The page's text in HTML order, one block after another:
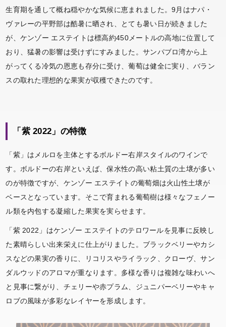
生育期を通して概ね穏やかな気候に恵まれました。9月はナパ・
ヴァレーの平野部は酷暑に晒され、とても暑い日が続きました
が、ケンゾー エステイトは標高約450メートルの高地に位置して
おり、猛暑の影響は受けずにすみました。サンパブロ湾から上
がってくる冷気の恩恵も存分に受け、葡萄は健全に実り、バラン
スの取れた理想的な果実が収穫できたのです。
「紫 2022」の特徴
「紫」はメルロを主体とするボルドー右岸スタイルのワインで
す。ボルドーの右岸といえば、保水性の高い粘土質の土壌が多い
のが特徴ですが、ケンゾー エステイトの葡萄畑は火山性土壌が
ベースとなっています。そこで育まれる葡萄樹は様々なフェノー
ル類を内包する凝縮した果実を実らせます。
「紫 2022」はケンゾー エステイトのテロワールを見事に反映し
た素晴らしい出来栄えに仕上がりました。ブラックベリーやカシ
スなどの果実の香りに、リコリスやライラック、クローヴ、サン
ダルウッドのアロマが重なります。多様な香りは複雑な味わいへ
と見事に繋がり、チェリーや赤プラム、ジュニパーベリーやキャ
ロブの風味が多彩なレイヤーを形成します。